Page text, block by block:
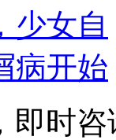
少女自
病开始
即时咨